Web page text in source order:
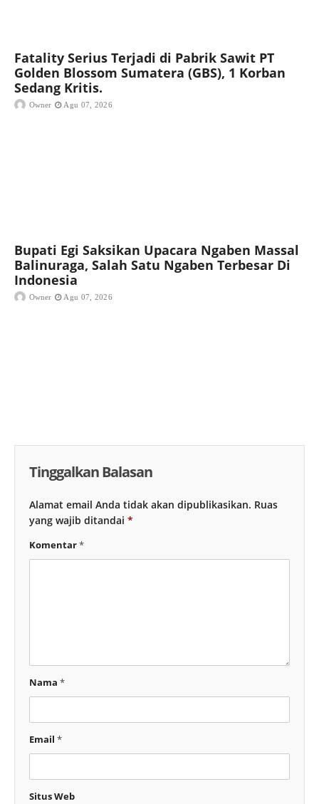
Fatality Serius Terjadi di Pabrik Sawit PT
Golden Blossom Sumatera (GBS), 1 Korban
Sedang Kritis.
Owner Agu 07, 2026
Bupati Egi Saksikan Upacara Ngaben Massal
Balinuraga, Salah Satu Ngaben Terbesar Di
Indonesia
Owner Agu 07, 2026
Tinggalkan Balasan
Alamat email Anda tidak akan dipublikasikan. Ruas
yang wajib ditandai *
Komentar*
Nama *
Email *
Situs Web